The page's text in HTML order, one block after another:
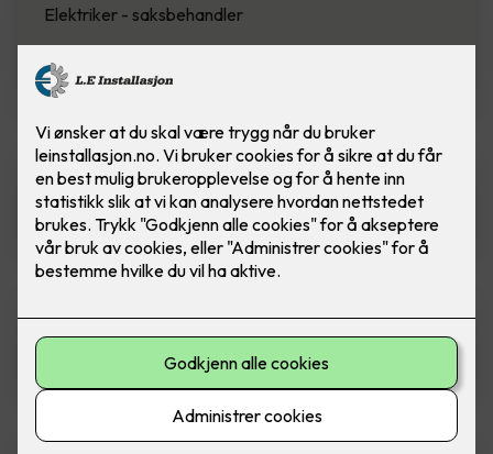
Elektriker - saksbehandler
E-post: frank@leinstallasjon.no
Lars Jørgen Kjærvik
Elektriker
Eirik Hesjevoll Winge